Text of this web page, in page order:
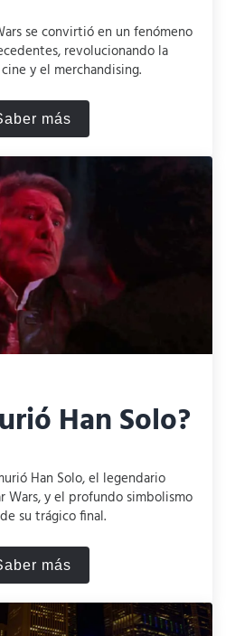
se convirtió en un fenómeno
revolucionando la
y el merchandising.
más
El Éxito de Star Wars: La
Han Solo?
Han Solo, el legendario
Wars, y el profundo simbolismo
su trágico final.
más
¿Cómo murió Han Solo?